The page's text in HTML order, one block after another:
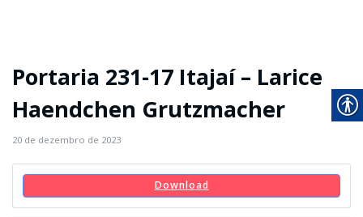
Portaria 231-17 Itajaí – Larice
Haendchen Grutzmacher
20 de dezembro de 2023
Download